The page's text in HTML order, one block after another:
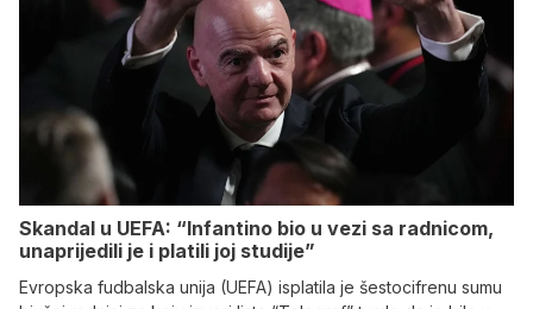
Skandal u UEFA: “Infantino bio u vezi sa radnicom,
unaprijedili je i platili joj studije”
Evropska fudbalska unija (UEFA) isplatila je šestocifrenu sumu